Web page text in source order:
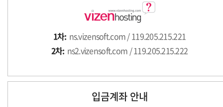
1차: ns.vizensoft.com / 119.205.215.221
2차: ns2.vizensoft.com / 119.205.215.222
입금계좌 안내